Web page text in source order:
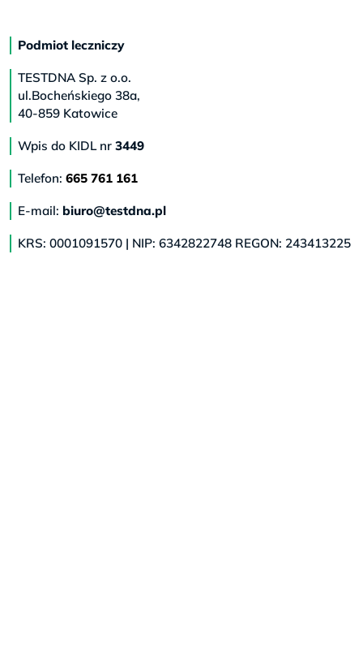
Podmiot leczniczy
TESTDNA Sp. z o.o.
ul.Bocheńskiego 38a,
40-859 Katowice
Wpis do KIDL nr 3449
Telefon: 665 761 161
E-mail: biuro@testdna.pl
KRS: 0001091570 | NIP: 6342822748 REGON: 243413225